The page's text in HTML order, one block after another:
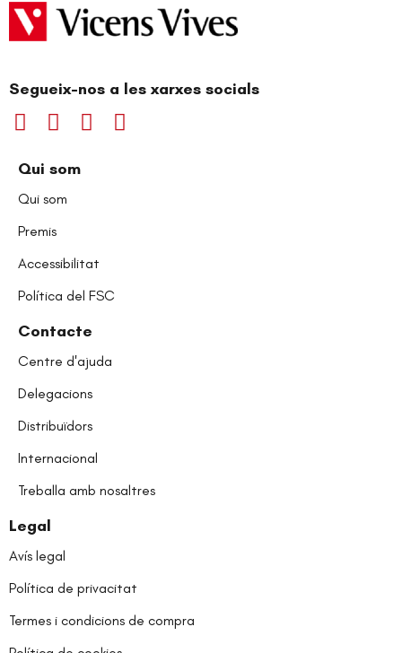
Segueix-nos a les xarxes socials
Qui som
Qui som
Premis
Accessibilitat
Política del FSC
Contacte
Centre d'ajuda
Delegacions
Distribuïdors
Internacional
Treballa amb nosaltres
Legal
Avís legal
Política de privacitat
Termes i condicions de compra